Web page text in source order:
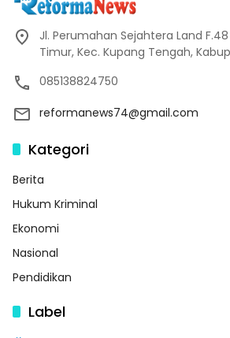
Jl. Perumahan Sejahtera Land
Timur, Kec. Kupang Tengah,
085138824750
reformanews74@gmail.com
Kategori
Berita
Hukum Kriminal
Ekonomi
Nasional
Pendidikan
Label